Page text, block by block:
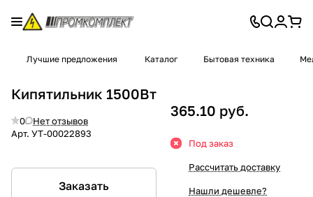
Лучшие предложения Каталог Бытовая техника
Кипятильник 1500Вт
0
Нет отзывов
Арт. УТ-00022893
Заказать
365.10 руб.
Под заказ
Рассчитать доставку
Нашли дешевле?